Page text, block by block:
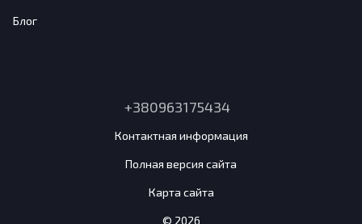
Блог
+380963175434
Контактная информация
Полная версия сайта
Карта сайта
© 2026